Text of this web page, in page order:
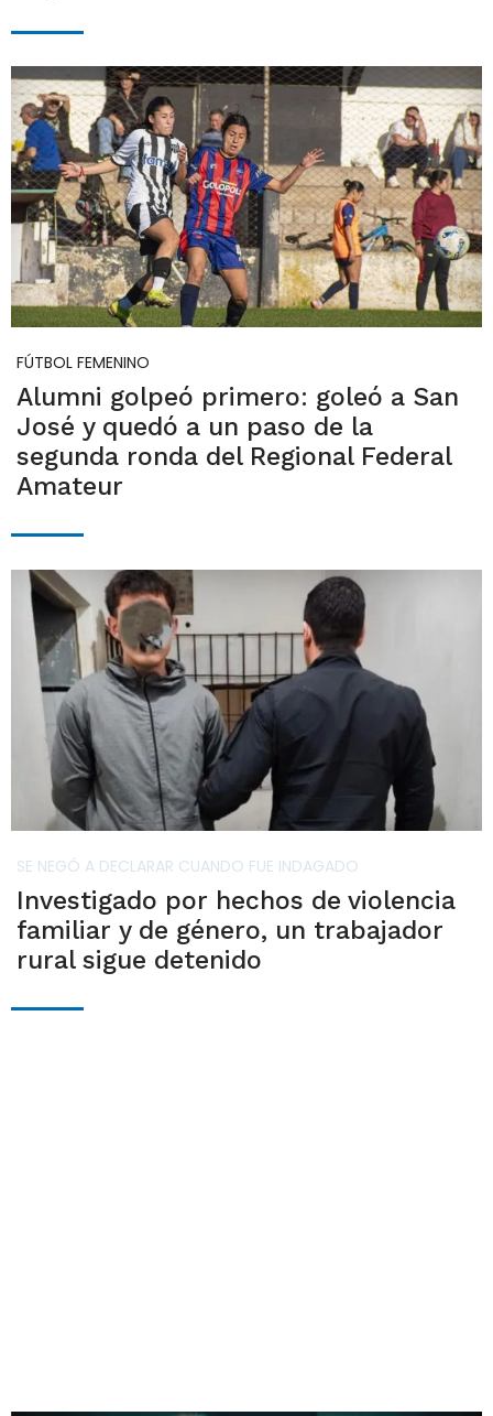
FÚTBOL FEMENINO
Alumni golpeó primero: goleó a San
José y quedó a un paso de la
segunda ronda del Regional Federal
Amateur
SE NEGÓ A DECLARAR CUANDO FUE INDAGADO
Investigado por hechos de violencia
familiar y de género, un trabajador
rural sigue detenido